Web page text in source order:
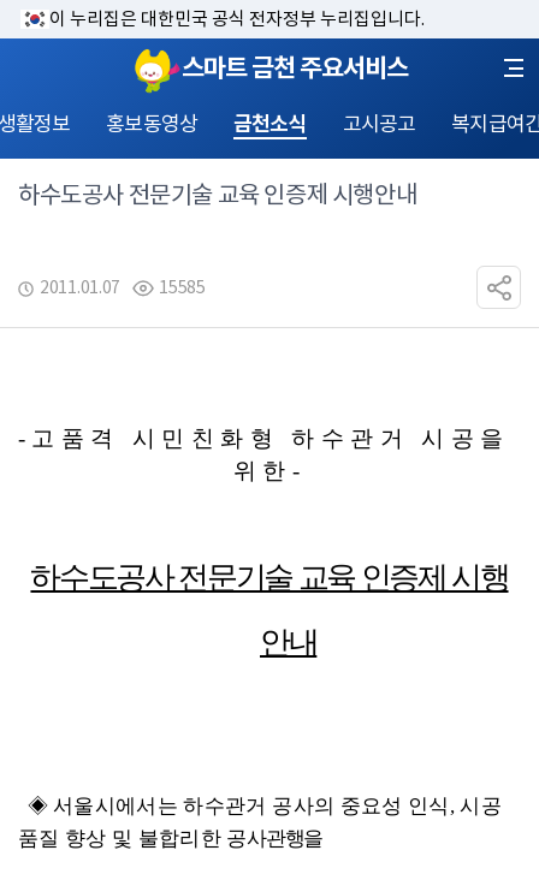
이 누리집은 대한민국 공식 전자정부 누리집입니다.
스마트 금천 주요서비스
활정보 홍보동영상 금천소식 고시공고 복지급여
하수도공사 전문기술 교육 인증제 시행안내
2011.01.07 15585
-고품격 시민친화형 하수관거 시공을
위한-
하수도공사 전문기술 교육 인증제 시행
안내
◈ 서울시에서는 하수관거 공사의 중요성 인식, 시공
품질 향상 및 불합리한 공사관행을